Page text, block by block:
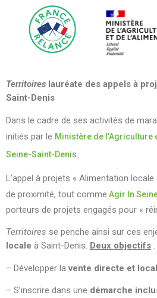
Territoires lauréate des appels à
Saint-Denis
Dans le cadre de ses activités de
initiés par le Ministère de
Seine-Saint-Denis.
L’appel à projets « Alimentation
de proximité, tout comme Agir In
porteurs de projets engagés pour «
Territoires se penche ainsi sur ces
locale à Saint-Denis. Deux objectifs :
– Développer lavente directe et
– S’inscrire dans une démarche